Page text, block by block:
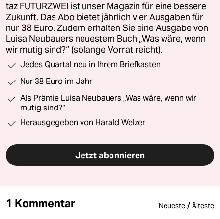
taz FUTURZWEI ist unser Magazin für eine bessere
Zukunft. Das Abo bietet jährlich vier Ausgaben für
nur 38 Euro. Zudem erhalten Sie eine Ausgabe von
Luisa Neubauers neuestem Buch „Was wäre, wenn
wir mutig sind?“ (solange Vorrat reicht).
Jedes Quartal neu in Ihrem Briefkasten
Nur 38 Euro im Jahr
Als Prämie Luisa Neubauers „Was wäre, wenn wir
mutig sind?“
Herausgegeben von Harald Welzer
Jetzt abonnieren
1 Kommentar Neueste / Älteste